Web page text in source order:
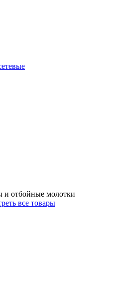
и отбойные молотки
все товары